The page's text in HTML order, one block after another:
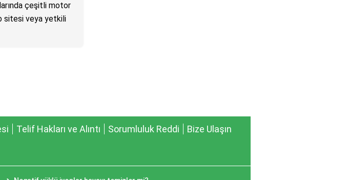
çeşitli motor
sitesi veya yetkili
Telif Hakları ve Alıntı Sorumluluk Reddi Bize Ulaşın